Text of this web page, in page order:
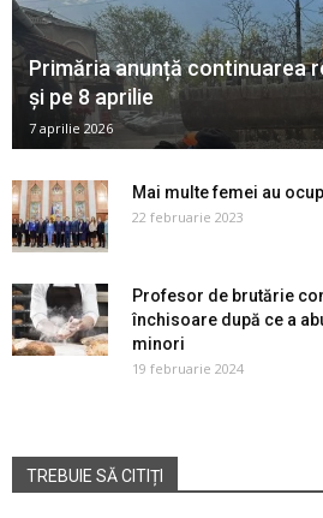
Primăria anunță continuarea
și pe 8 aprilie
7 aprilie 2026
Mai multe femei au
22 februarie 2023
Profesor de brutărie
închisoare după ce a
minori
19 februarie 2024
TREBUIE SĂ CITIȚI